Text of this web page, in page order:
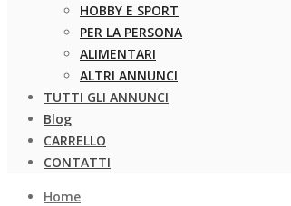
HOBBY E SPORT
PER LA PERSONA
ALIMENTARI
ALTRI ANNUNCI
TUTTI GLI ANNUNCI
Blog
CARRELLO
CONTATTI
Home